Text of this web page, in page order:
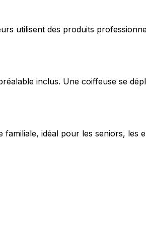
utilisent des produits
inclus. Une coiffeuse se
idéal pour les seniors, les